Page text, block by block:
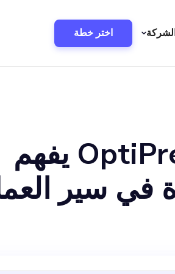
اختر خطة
أنا أبحث بنشاط عن مؤسس مشارك لـ OptiPrep يفهم
في سير